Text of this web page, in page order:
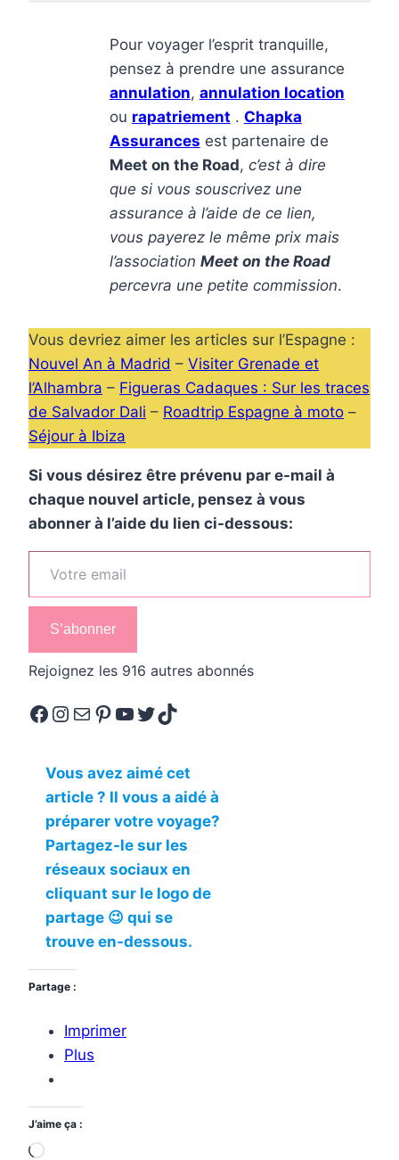
Pour voyager l’esprit tranquille,
pensez à prendre une assurance
annulation, annulation location
ou rapatriement . Chapka
Assurances est partenaire de
Meet on the Road, c’est à dire
que si vous souscrivez une
assurance à l’aide de ce lien,
vous payerez le même prix mais
l’association Meet on the Road
percevra une petite commission.
Vous devriez aimer les articles sur l’Espagne :
Nouvel An à Madrid – Visiter Grenade et
l’Alhambra – Figueras Cadaques : Sur les traces
de Salvador Dali – Roadtrip Espagne à moto –
Séjour à Ibiza
Si vous désirez être prévenu par e-mail à
chaque nouvel article, pensez à vous
abonner à l’aide du lien ci-dessous:
Votre email
S’abonner
Rejoignez les 916 autres abonnés
Facebook
Instagram
E-mailPinterest
YouTube
Twitter
TikTok
Vous avez aimé cet
article ? Il vous a aidé à
préparer votre voyage?
Partagez-le sur les
réseaux sociaux en
cliquant sur le logo de
partage 😉 qui se
trouve en-dessous.
Partage :
Imprimer
Plus
J’aime ça :
Chargement…